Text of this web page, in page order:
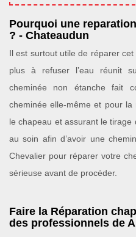
Pourquoi une
? - Chateaudun
Il est surtout utile de réparer
plus à refuser l’eau réunit
cheminée non étanche fait
cheminée elle-même et pour
le chapeau et assurant le
au soin afin d’avoir une
Chevalier pour réparer votre
sérieuse avant de procéder.
Faire la Réparation
des professionnels de